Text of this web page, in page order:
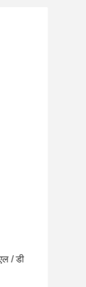
/ डी